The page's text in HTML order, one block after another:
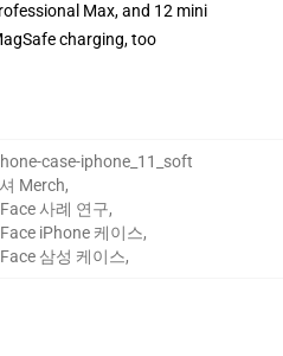
Max, and 12 mini
charging, too
case-iphone_11_soft
Merch,
사례 연구,
iPhone 케이스,
삼성 케이스,